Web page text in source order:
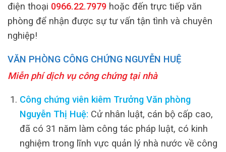
điện thoại 0966.22.7979 hoặc đến trực tiếp văn
phòng để nhận được sự tư vấn tận tình và chuyên
nghiệp!
VĂN PHÒNG CÔNG CHỨNG NGUYỄN HUỆ
Miễn phí dịch vụ công chứng tại nhà
Công chứng viên kiêm Trưởng Văn phòng
Nguyễn Thị Huệ: Cử nhân luật, cán bộ cấp cao,
đã có 31 năm làm công tác pháp luật, có kinh
nghiệm trong lĩnh vực quản lý nhà nước về công